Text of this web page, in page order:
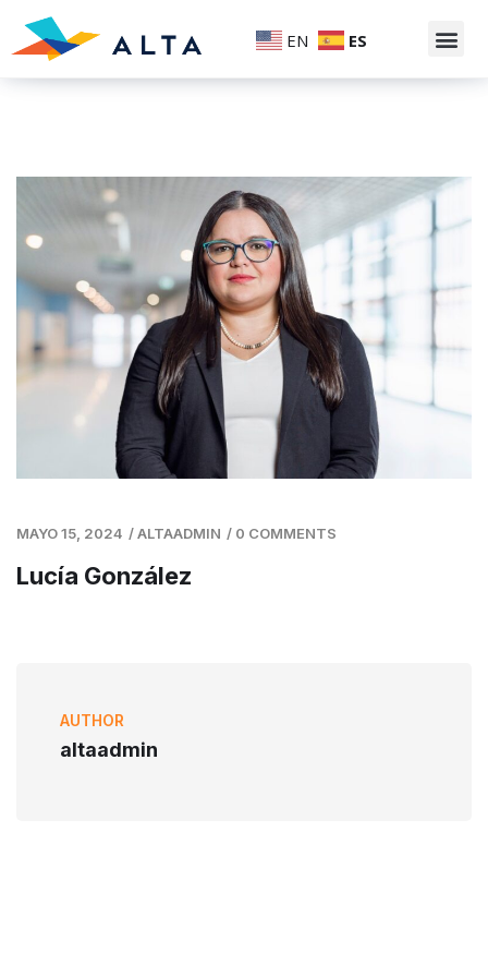
EN ES
MAYO 15, 2024 /ALTAADMIN / 0 COMMENTS
Lucía González
AUTHOR
altaadmin